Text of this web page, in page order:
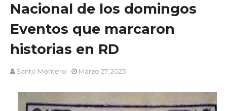
Nacional de los domingos
Eventos que marcaron
historias en RD
Santo Montero Marzo 27, 2025